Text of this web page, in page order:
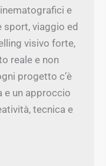
e
sport, viaggio ed
visivo forte,
reale e non
progetto c’è
e un approccio
tecnica e